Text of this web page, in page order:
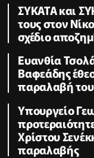
ΣΥΚΑΤΑ και
τους στον
σχέδιο
Ευανθία
Βαφεάδης
παραλαβή
Υπουργείο
Χρίστου
παραλαβής